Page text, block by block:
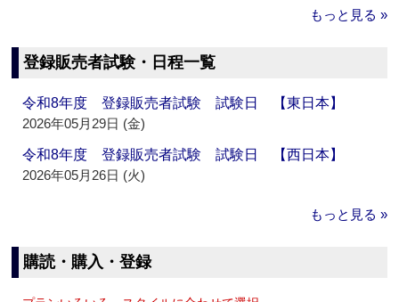
もっと見る »
登録販売者試験・日程一覧
令和8年度 登録販売者試験 試験日 【東日本】
2026年05月29日 (金)
令和8年度 登録販売者試験 試験日 【西日本】
2026年05月26日 (火)
もっと見る »
購読・購入・登録